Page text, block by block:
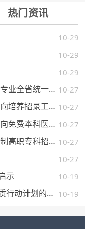
热门资讯
10-29
10-29
10-29
10-27
湖南省2024年普通高等学校艺术类专业全省统一考试考试流程及题型示例
10-27
2023年湖南省基层水利特岗人员定向培养招录工作政策发布
10-27
关于做好湖南省2023年农村订单定向免费本科医学生招生培养工作的通知
10-27
2023年“农民大学生培养计划” 全日制高职专科招生报名工作启动了
10-27
10-19
示
10-19
《关于实施新时代基础教育扩优提质行动计划的意见》的解读